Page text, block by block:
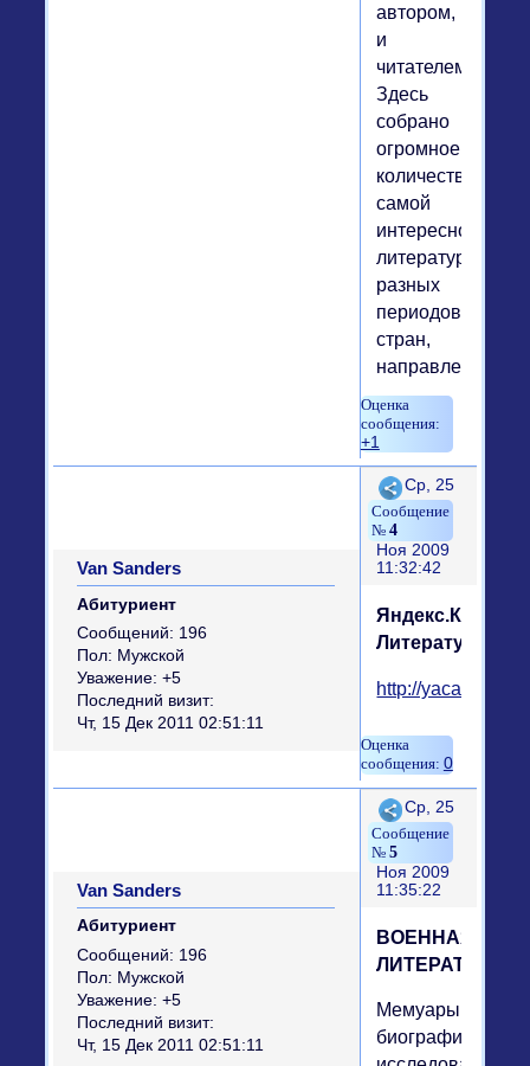
автором,
и
читателем.
Здесь
собрано
огромное
количество
самой
интересной
литературы
разных
периодов,
стран,
направлений.
+1
Поделиться
4
Ср, 25
Ноя 2009
11:32:42
Van Sandеrs
Абитуриент
Сообщений: 196
Пол: Мужской
Уважение: +5
Последний визит:
Чт, 15 Дек 2011 02:51:11
Яндекс.Каталог:
Литература
http://
0
Поделиться
5
Ср, 25
Ноя 2009
11:35:22
Van Sandеrs
Абитуриент
Сообщений: 196
Пол: Мужской
Уважение: +5
Последний визит:
Чт, 15 Дек 2011 02:51:11
ВОЕННАЯ
ЛИТЕРАТУРА
Мемуары,
биографии,